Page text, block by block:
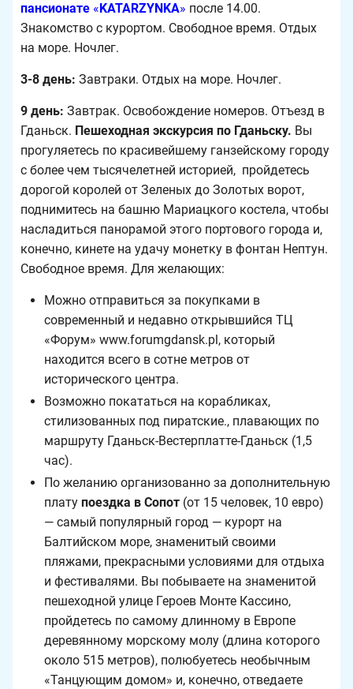
пансионате « KATARZYNKA» после 14.00.
Знакомство с курортом. Свободное время. Отдых
на море. Ночлег.
3-8 день: Завтраки. Отдых на море. Ночлег.
9 день: Завтрак. Освобождение номеров. Отъезд в
Гданьск. Пешеходная экскурсия по Гданьску. Вы
прогуляетесь по красивейшему ганзейскому городу
с более чем тысячелетней историей, пройдетесь
дорогой королей от Зеленых до Золотых ворот,
поднимитесь на башню Мариацкого костела, чтобы
насладиться панорамой этого портового города и,
конечно, кинете на удачу монетку в фонтан Нептун.
Свободное время. Для желающих:
Можно отправиться за покупками в
современный и недавно открывшийся ТЦ
«Форум» www.forumgdansk.pl, который
находится всего в сотне метров от
исторического центра.
Возможно покататься на корабликах,
стилизованных под пиратские., плавающих по
маршруту Гданьск-Вестерплатте-Гданьск (1,5
час).
По желанию организованно за дополнительную
плату поездка в Сопот (от 15 человек, 10 евро)
— самый популярный город — курорт на
Балтийском море, знаменитый своими
пляжами, прекрасными условиями для отдыха
и фестивалями. Вы побываете на знаменитой
пешеходной улице Героев Монте Кассино,
пройдетесь по самому длинному в Европе
деревянному морскому молу (длина которого
около 515 метров), полюбуетесь необычным
«Танцующим домом» и, конечно, отведаете